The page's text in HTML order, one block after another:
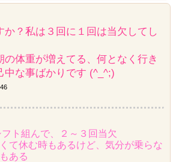
か？私は３回に１回は当欠してし
の体重が増えてる、何となく行き
な事ばかりです (^_^;)
ト組んで、２～３回当欠
て休む時もあるけど、気分が乗らな
ある